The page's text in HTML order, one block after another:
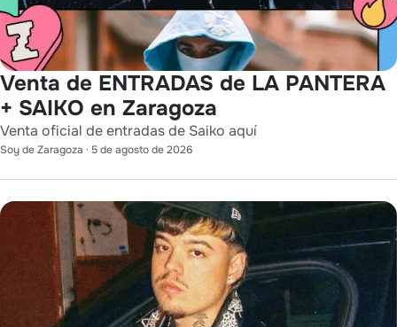
Venta de ENTRADAS de LA PANTERA
+ SAIKO en Zaragoza
Venta oficial de entradas de Saiko aquí
Soy de Zaragoza · 5 de agosto de 2026